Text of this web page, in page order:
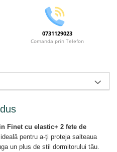
0731129023
Comanda prin Telefon
Finet cu elastic+ 2 fete de
ideală pentru a-ți proteja salteaua
un plus de stil dormitorului tău.